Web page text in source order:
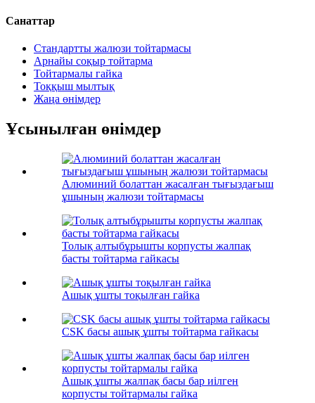
Санаттар
Стандартты жалюзи тойтармасы
Арнайы соқыр тойтарма
Тойтармалы гайка
Тоққыш мылтық
Жаңа өнімдер
Ұсынылған өнімдер
Алюминий болаттан жасалған тығыздағыш
ұшының жалюзи тойтармасы
Толық алтыбұрышты корпусты жалпақ
басты тойтарма гайкасы
Ашық ұшты тоқылған гайка
CSK басы ашық ұшты тойтарма гайкасы
Ашық ұшты жалпақ басы бар иілген
корпусты тойтармалы гайка